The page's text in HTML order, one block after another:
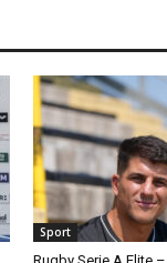
Sport